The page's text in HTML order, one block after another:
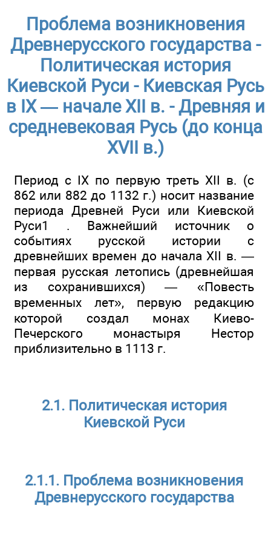
Проблема возникновения
Древнерусского государства -
Политическая история
Киевской Руси - Киевская Русь
в IX — начале XII в. - Древняя и
средневековая Русь (до конца
XVII в.)
Период с IX по первую треть XII в. (с
862 или 882 до 1132 г.) носит название
периода Древней Руси или Киевской
Руси1 . Важнейший источник о
событиях русской истории с
древнейших времен до начала XII в. —
первая русская летопись (древнейшая
из сохранившихся) — «Повесть
временных лет», первую редакцию
которой создал монах Киево-
Печерского монастыря Нестор
приблизительно в 1113 г.
2.1. Политическая история
Киевской Руси
2.1.1. Проблема возникновения
Древнерусского государства